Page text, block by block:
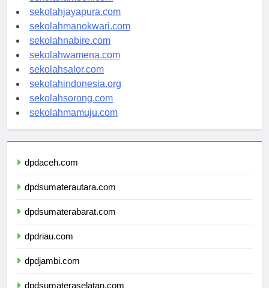
sekolahambon.com
sekolahjayapura.com
sekolahmanokwari.com
sekolahnabire.com
sekolahwamena.com
sekolahsalor.com
sekolahindonesia.org
sekolahsorong.com